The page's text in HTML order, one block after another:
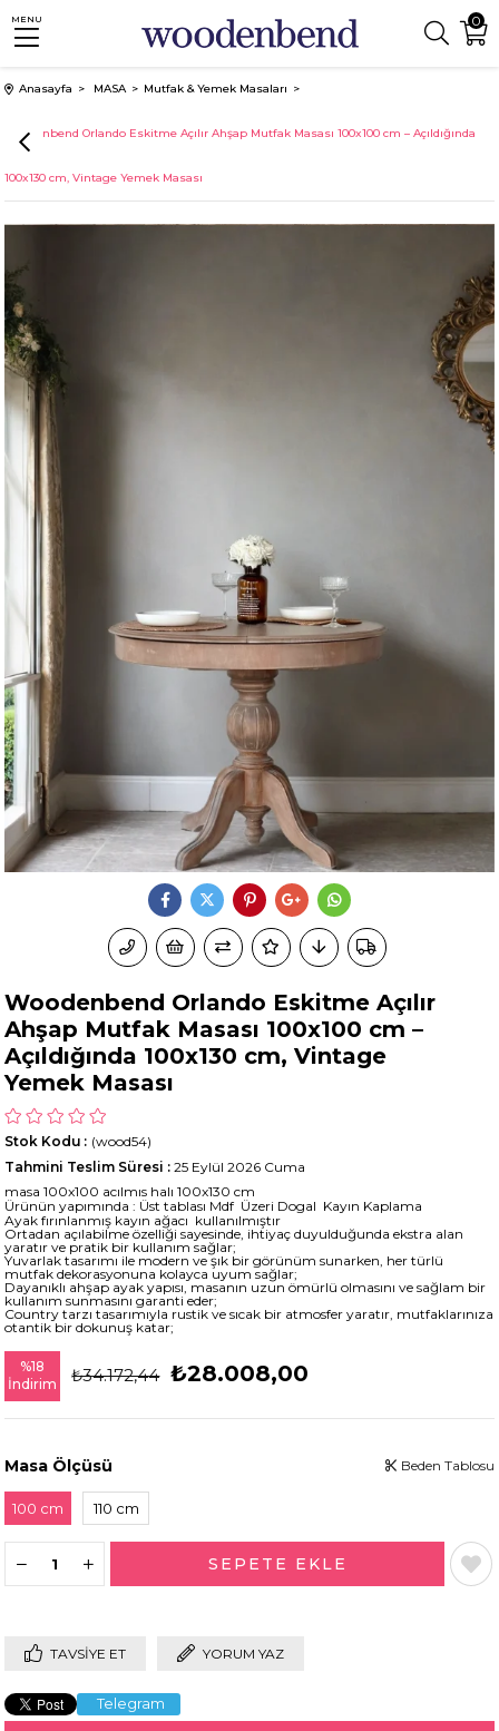
0
MENU
Anasayfa MASA Mutfak & Yemek Masaları
Woodenbend Orlando Eskitme Açılır Ahşap Mutfak Masası 100x100 cm – Açıldığında
100x130 cm, Vintage Yemek Masası
Woodenbend Orlando Eskitme Açılır
Ahşap Mutfak Masası 100x100 cm –
Açıldığında 100x130 cm, Vintage
Yemek Masası
(wood54)
Stok Kodu
Tahmini Teslim Süresi : 25 Eylül 2026 Cuma
masa 100x100 acılmıs halı 100x130 cm
Ürünün yapımında : Üst tablası Mdf Üzeri Dogal Kayın Kaplama
Ayak fırınlanmış kayın ağacı kullanılmıştır
Ortadan açılabilme özelliği sayesinde, ihtiyaç duyulduğunda ekstra alan
yaratır ve pratik bir kullanım sağlar;
Yuvarlak tasarımı ile modern ve şık bir görünüm sunarken, her türlü
mutfak dekorasyonuna kolayca uyum sağlar;
Dayanıklı ahşap ayak yapısı, masanın uzun ömürlü olmasını ve sağlam bir
kullanım sunmasını garanti eder;
Country tarzı tasarımıyla rustik ve sıcak bir atmosfer yaratır, mutfaklarınıza
otantik bir dokunuş katar;
%18
İndirim
₺34.172,44 ₺28.008,00
Masa Ölçüsü
100 cm 110 cm
Beden Tablosu
TAVSIYE ET YORUM YAZ
Telegram